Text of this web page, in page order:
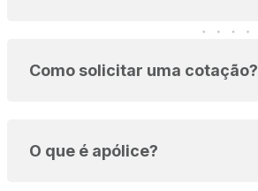
Como solicitar uma cotação?
O que é apólice?